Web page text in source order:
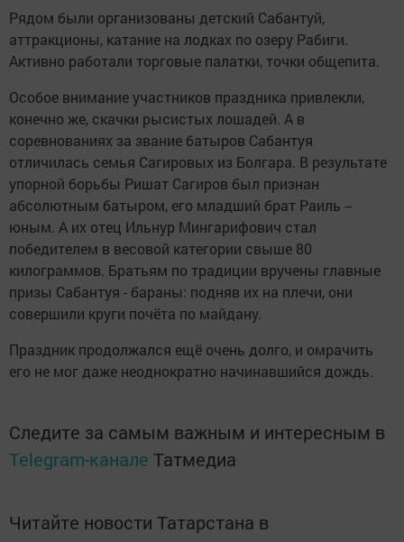
Рядом были организованы детский Сабантуй,
аттракционы, катание на лодках по озеру Рабиги.
Активно работали торговые палатки, точки общепита.
Особое внимание участников праздника привлекли,
конечно же, скачки рысистых лошадей. А в
соревнованиях за звание батыров Сабантуя
отличилась семья Сагировых из Болгара. В результате
упорной борьбы Ришат Сагиров был признан
абсолютным батыром, его младший брат Раиль --
юным. А их отец Ильнур Мингарифович стал
победителем в весовой категории свыше 80
килограммов. Братьям по традиции вручены главные
призы Сабантуя - бараны: подняв их на плечи, они
совершили круги почёта по майдану.
Праздник продолжался ещё очень долго, и омрачить
его не мог даже неоднократно начинавшийся дождь.
Следите за самым важным и интересным в
Telegram-канале Татмедиа
Читайте новости Татарстана в